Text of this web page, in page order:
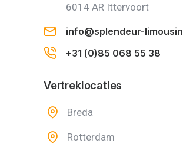
6014 AR Ittervoort
info@splendeur-
+31 (0)85 068 55 38
Vertreklocaties
Breda
Rotterdam